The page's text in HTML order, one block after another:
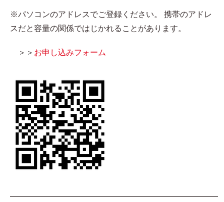
※パソコンのアドレスでご登録ください。 携帯のアドレ
スだと容量の関係ではじかれることがあります。
＞＞ お申し込みフォーム
━━━━━━━━━━━━━━━━━━━━━━━━━━